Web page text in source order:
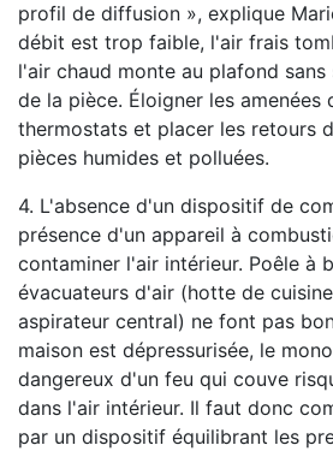
profil de diffusion », explique
débit est trop faible, l'air frais
l'air chaud monte au plafond
de la pièce. Éloigner les amenées
thermostats et placer les retours
pièces humides et polluées.
4. L'absence d'un dispositif de
présence d'un appareil à
contaminer l'air intérieur. Poêle à
évacuateurs d'air (hotte de
aspirateur central) ne font pas
maison est dépressurisée, le
dangereux d'un feu qui couve
dans l'air intérieur. Il faut donc
par un dispositif équilibrant les